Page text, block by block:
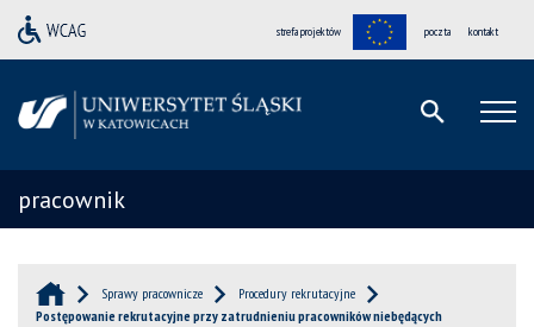
strefa projektów poczta kontakt
pracownik
Sprawy pracownicze
Procedury rekrutacyjne
Postępowanie rekrutacyjne przy zatrudnieniu pracowników niebędących